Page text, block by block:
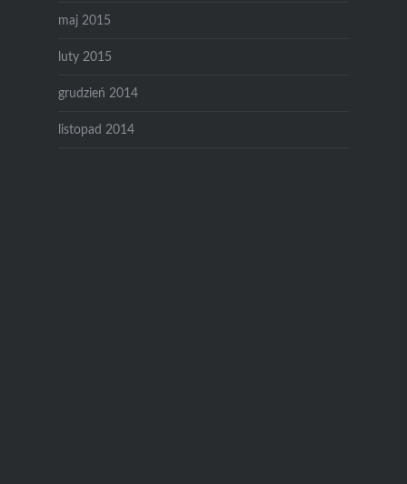
maj 2015
luty 2015
grudzień 2014
listopad 2014